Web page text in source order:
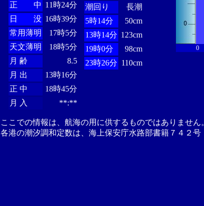
正 中 11時24分
日 没 16時39分
常用薄明
17時5分
天文薄明
18時5分
月 齢
8.5
月 出
13時16分
正 中
18時45分
月 入
**:**
潮回り
長潮
5時14分
50cm
13時14分 123cm
19時0分
98cm
23時26分 110cm
0
ここでの情報は、航海の用に供するものではありませ
各港の潮汐調和定数は、海上保安庁水路部書籍７４２